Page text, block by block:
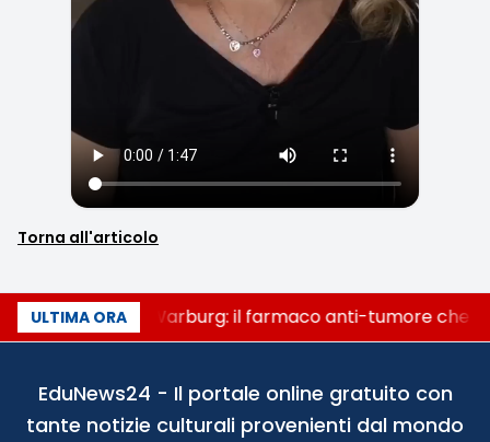
Torna all'articolo
ULTIMA ORA
Un secolo di Warburg: il farmaco anti-tumore che
EduNews24 - Il portale online gratuito con
tante notizie culturali provenienti dal mondo